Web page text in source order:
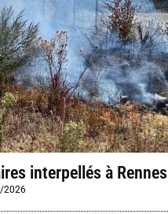
interpellés à Rennes
2026